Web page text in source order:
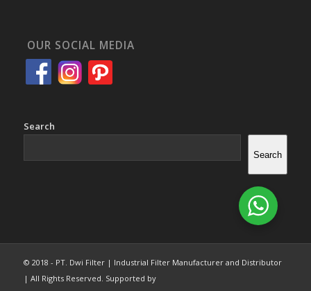
OUR SOCIAL MEDIA
Search
Search
© 2018 - PT. Dwi Filter | Industrial Filter Manufacturer and Distributor
| All Rights Reserved. Supported by